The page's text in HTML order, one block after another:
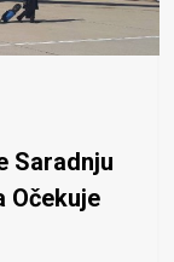
Saradnju
Očekuje